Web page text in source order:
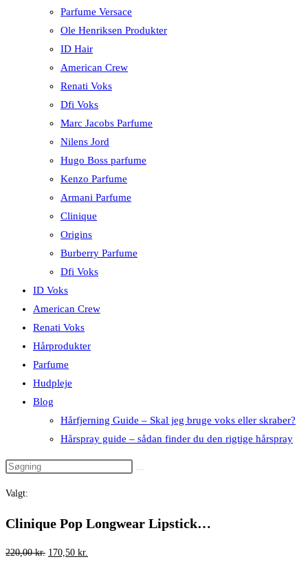
Parfume Versace
Ole Henriksen Produkter
ID Hair
American Crew
Renati Voks
Dfi Voks
Marc Jacobs Parfume
Nilens Jord
Hugo Boss parfume
Kenzo Parfume
Armani Parfume
Clinique
Origins
Burberry Parfume
Dfi Voks
ID Voks
American Crew
Renati Voks
Hårprodukter
Parfume
Hudpleje
Blog
Hårfjerning Guide – Skal jeg bruge voks eller skraber?
Hårspray guide – sådan finder du den rigtige hårspray
Valgt:
Clinique Pop Longwear Lipstick…
220,00kr. Den
170,50 kr.